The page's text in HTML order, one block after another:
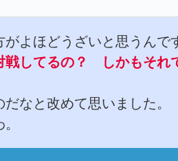
よほどうざいと思うん
戦してるの？ しかもそれ
なと改めて思いました。